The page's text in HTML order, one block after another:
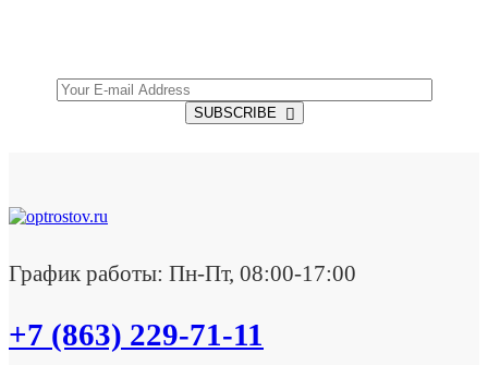
SUBSCRIBE
График работы: Пн-Пт, 08:00-17:00
+7 (863) 229-71-11